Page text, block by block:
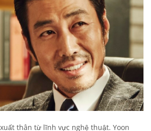
thân từ lĩnh vực nghệ thuật. Yoon